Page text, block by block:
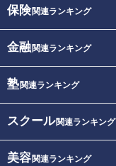
保険関連ランキング
金融関連ランキング
塾関連ランキング
スクール関連ランキング
美容関連ランキング